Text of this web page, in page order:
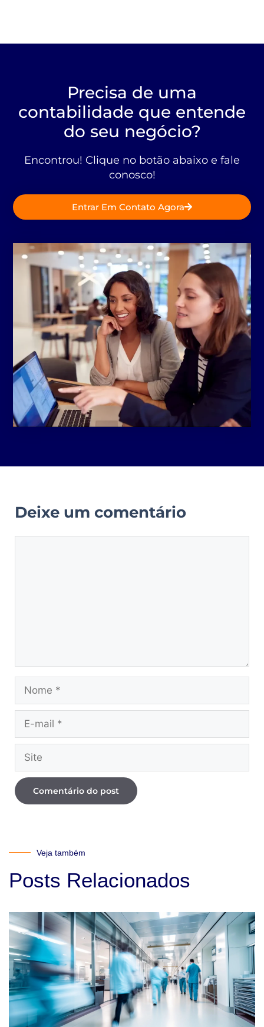
Precisa de uma
contabilidade que entende
do seu negócio?
Encontrou! Clique no botão abaixo e fale
conosco!
Entrar Em Contato Agora
Deixe um comentário
Veja também
Posts Relacionados